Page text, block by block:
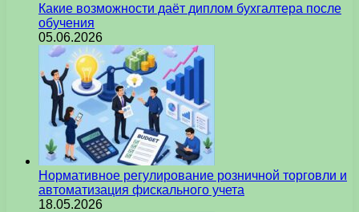
Какие возможности даёт диплом бухгалтера после
обучения
05.06.2026
Нормативное регулирование розничной торговли и
автоматизация фискального учета
18.05.2026